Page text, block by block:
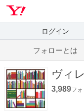
ログイン
フォローとは
ヴィ
3,989フ